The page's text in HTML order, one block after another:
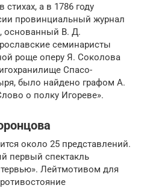
а в 1786 году
провинциальный журнал
основанный В. Д.
семинаристы
роще оперу Я. Соколова
Спасо-
было найдено графом А.
о полку Игореве».
около 25 представлений.
первый спектакль
Лейтмотивом для